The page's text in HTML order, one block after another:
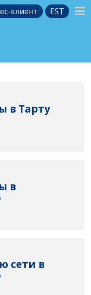
клиент EST
в Тарту
в
сети в